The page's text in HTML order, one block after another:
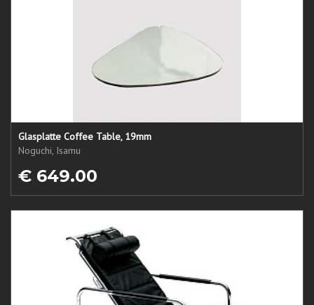
Glasplatte Coffee Table, 19mm
Noguchi, Isamu
€ 649.00